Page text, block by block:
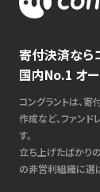
寄付決済なら
国内No.1 オ
コングラントは、
作成など、ファン
す。
立ち上げたばかり
の非営利組織に選